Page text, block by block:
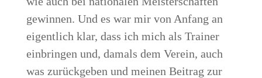
gewin­nen. Und es war mir von Anfang an
eigent­lich klar, dass ich mich als Trai­ner
ein­brin­gen und, damals dem Ver­ein, auch
was zurück­ge­ben und mei­nen Bei­trag zur